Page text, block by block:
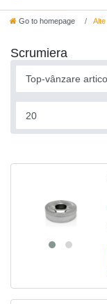
Go to homepage Alte
Scrumiera